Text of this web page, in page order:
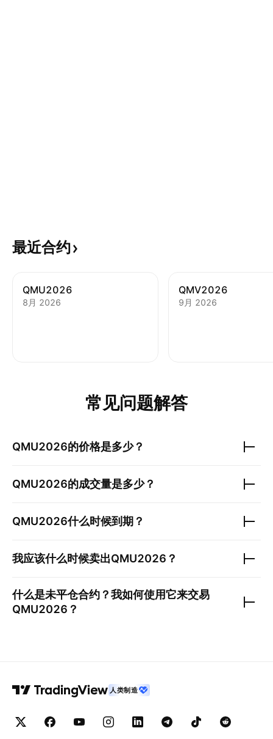
最近合约
QMU2026
8月 2026
QMV2026
9月 2026
常见问题解答
QMU2026的价格是多少？
QMU2026的成交量是多少？
QMU2026什么时候到期？
我应该什么时候卖出QMU2026 ？
什么是未平仓合约？我如何使用它来交易
QMU2026 ？
人类制造